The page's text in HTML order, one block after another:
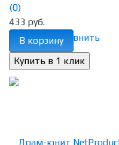
избранное сравнить
(0)
433 руб.
В корзину